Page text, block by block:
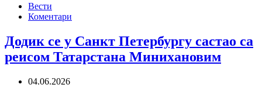
Вести
Коментари
Додик се у Санкт Петербургу састао са
реисом Татарстана Минихановим
04.06.2026